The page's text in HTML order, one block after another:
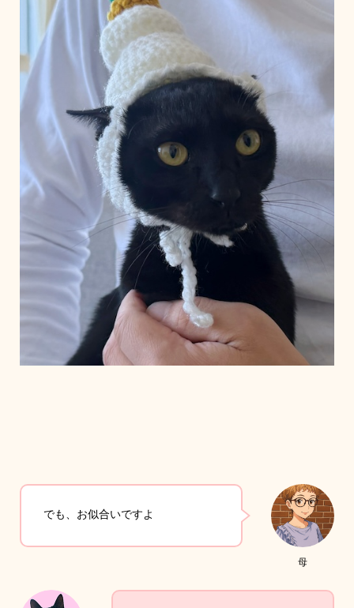
母
でも、お似合いですよ